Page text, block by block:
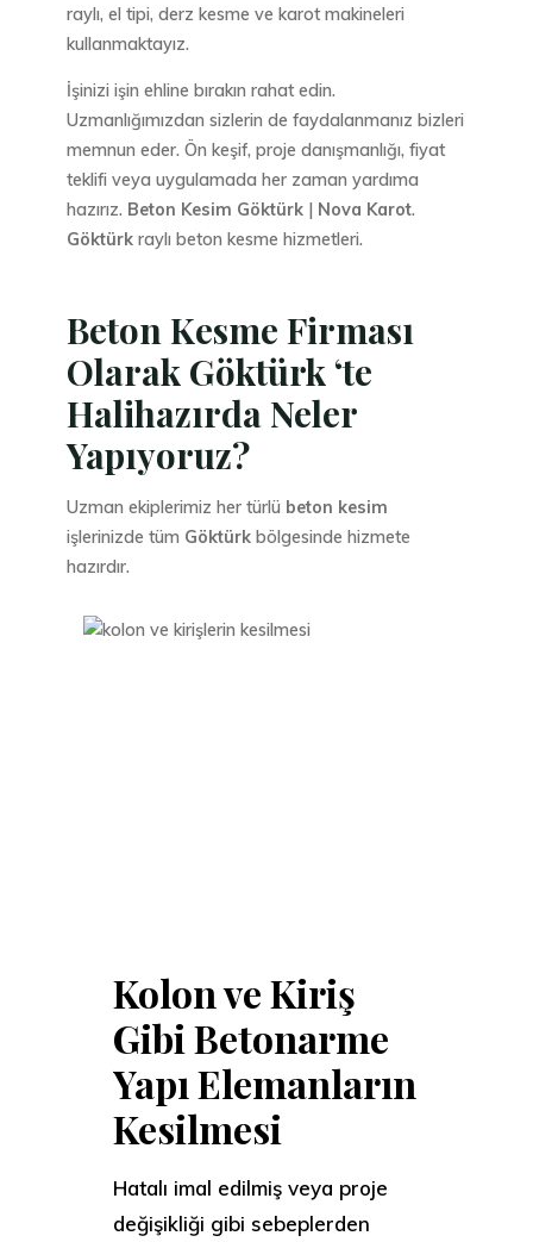
raylı, el tipi, derz kesme ve karot makineleri
kullanmaktayız.
İşinizi işin ehline bırakın rahat edin.
Uzmanlığımızdan sizlerin de faydalanmanız bizleri
memnun eder. Ön keşif, proje danışmanlığı, fiyat
teklifi veya uygulamada her zaman yardıma
hazırız. Beton Kesim Göktürk | Nova Karot.
Göktürkraylı beton kesme hizmetleri.
Beton Kesme Firması
Olarak Göktürk ‘te
Halihazırda Neler
Yapıyoruz?
Uzman ekiplerimiz her türlü beton kesim
işlerinizde tüm Göktürkbölgesinde hizmete
hazırdır.
Kolon ve Kiriş
Gibi Betonarme
Yapı Elemanların
Kesilmesi
Hatalı imal edilmiş veya proje
değişikliği gibi sebeplerden